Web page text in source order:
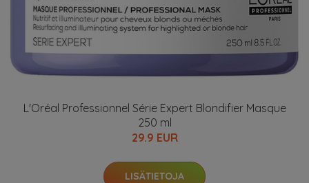
L'Oréal Professionnel Série Expert Blondifier Masque
250 ml
29.9 EUR
LISÄTIETOJA